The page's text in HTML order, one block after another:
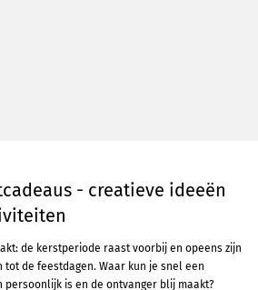
- creatieve ideeën
de kerstperiode raast voorbij en opeens zijn
tot de feestdagen. Waar kun je snel een
persoonlijk is en de ontvanger blij maakt?